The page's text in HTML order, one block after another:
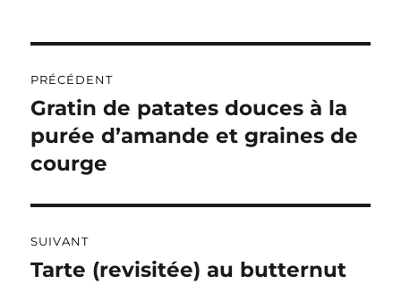
T
R
A
T
I
V
:
de
l’article
PRÉCÉDENT
Publication
précédente :
Gratin de patates douces à la
purée d’amande et graines de
courge
SUIVANT
Publication
Tarte (revisitée) au butternut